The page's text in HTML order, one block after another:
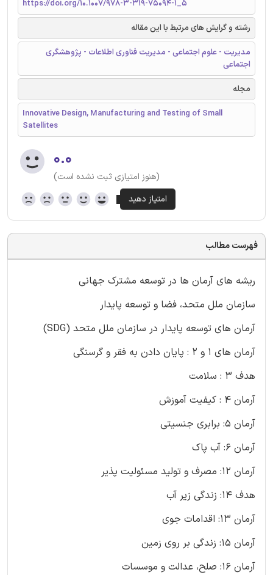
https://doi.org/10.1007/978-3-319-75094-1_5
رشته و گرایش های مرتبط با این مقاله
مدیریت - علوم اجتماعی - مدیریت فناوری اطلاعات - پژوهشگری
اجتماعی
مجله
Innovative Design, Manufacturing and Testing of Small
Satellites
۰.۰
(هنوز امتیازی ثبت نشده است)
فهرست مطالب
ریشه های آرمان ها در توسعه مشترک جهانی
سازمان ملل متحد، فضا و توسعه پایدار
آرمان های توسعه پایدار در سازمان ملل متحد (SDG)
آرمان های 1 و 2 : پایان دادن به فقر و گرسنگی
هدف 3 : سلامت
آرمان 4 : کیفیت آموزش
آرمان 5: برابری جنسیتی
آرمان 6: آب پاک
آرمان 12: مصرف و تولید مسئولیت پذیر
هدف 14: زندگی زیر آب
آرمان 13: اقدامات جوی
آرمان 15: زندگی بر روی زمین
آرمان 16: صلح، عدالت و موسسات